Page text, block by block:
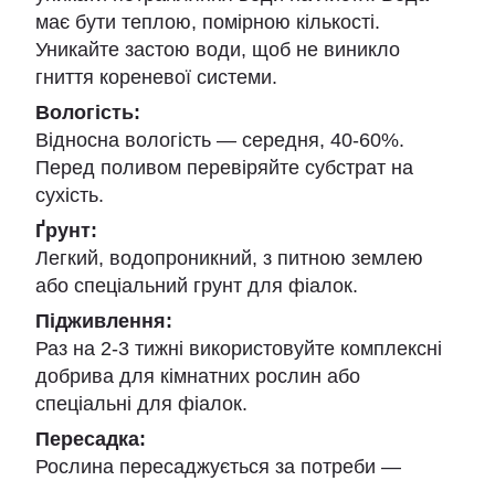
має бути теплою, помірною кількості.
Уникайте застою води, щоб не виникло
гниття кореневої системи.
Вологість:
Відносна вологість — середня, 40-60%.
Перед поливом перевіряйте субстрат на
сухість.
Ґрунт:
Легкий, водопроникний, з питною землею
або спеціальний грунт для фіалок.
Підживлення:
Раз на 2-3 тижні використовуйте комплексні
добрива для кімнатних рослин або
спеціальні для фіалок.
Пересадка:
Рослина пересаджується за потреби —